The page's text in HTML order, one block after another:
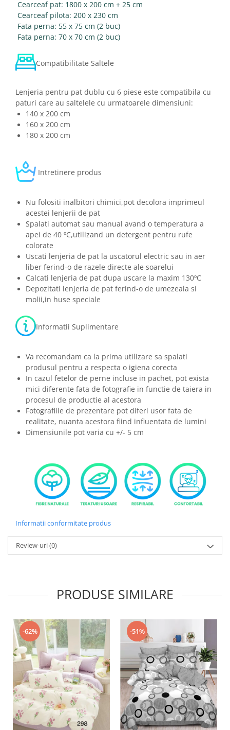
Cearceaf pat: 1800 x 200 cm + 25 cm
Cearceaf pilota: 200 x 230 cm
Fata perna: 55 x 75 cm (2 buc)
Fata perna: 70 x 70 cm (2 buc)
Compatibilitate Saltele
Lenjeria pentru pat dublu cu 6 piese este compatibila cu
paturi care au saltelele cu urmatoarele dimensiuni:
140 x 200 cm
160 x 200 cm
180 x 200 cm
Intretinere produs
Nu folositi inalbitori chimici,pot decolora imprimeul
acestei lenjerii de pat
Spalati automat sau manual avand o temperatura a
apei de 40 ºC,utilizand un detergent pentru rufe
colorate
Uscati lenjeria de pat la uscatorul electric sau in aer
liber ferind-o de razele directe ale soarelui
Calcati lenjeria de pat dupa uscare la maxim 130ºC
Depozitati lenjeria de pat ferind-o de umezeala si
molii,in huse speciale
Informatii Suplimentare
Va recomandam ca la prima utilizare sa spalati
produsul pentru a respecta o igiena corecta
In cazul fetelor de perne incluse in pachet, pot exista
mici diferente fata de fotografie in functie de taiera in
procesul de productie al acestora
Fotografiile de prezentare pot diferi usor fata de
realitate, nuanta acestora fiind influentata de lumini
Dimensiunile pot varia cu +/- 5 cm
Informatii conformitate produs
Review-uri(0)
PRODUSE SIMILARE
-62% -51%